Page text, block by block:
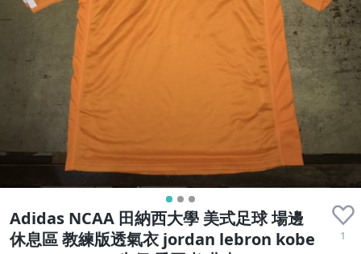
Adidas NCAA 田納西大學 美式足球 場邊
休息區 教練版透氣衣 jordan lebron kobe
1